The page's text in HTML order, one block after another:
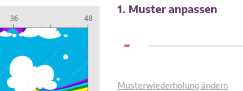
1. Muster anpassen
-
Musterwiederholung ändern